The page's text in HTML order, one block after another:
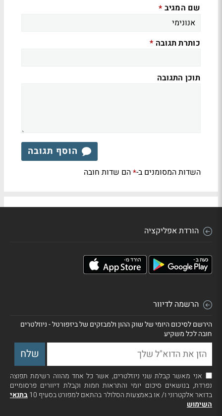
שם המגיב *
כותרת תגובה *
תוכן התגובה
הוסף תגובה
השדות המסומנים ב-*הם שדות חובה
הורדת אפליקציה
הרשמה לדיוור
הירשם לסיכום היומי של שוק ההון ולמבזקים של ביזפורטל - ניוזלטרים
חובה לכל משקיע
אני מאשר קבלת שני ניוזלטרים, אשר כל אחד מהווה רשימת תפוצה
נפרדת, בנושאים סיכום יומי והתראות חמות וקבלת דיוורים פרסומיים
בדואר אלקטרוני ו/ או באמצעות הסלולר בהתאם למפורט בסעיף 10
בתנאי
השימוש